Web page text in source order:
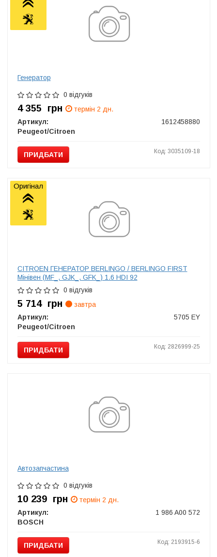
Генератор
0 відгуків
4 355 грн
термін 2 дн.
Артикул:
1612458880
Peugeot/Citroen
ПРИДБАТИ Код: 3035109-18
CITROEN ГЕНЕРАТОР BERLINGO / BERLINGO FIRST
Мінівен (MF_, GJK_, GFK_) 1.6 HDI 92
0 відгуків
5 714 грн
завтра
Артикул:
5705 EY
Peugeot/Citroen
ПРИДБАТИ Код: 2826999-25
Оригінал
Автозапчастина
0 відгуків
10 239 грн
термін 2 дн.
Артикул:
1 986 A00 572
BOSCH
ПРИДБАТИ Код: 2193915-6